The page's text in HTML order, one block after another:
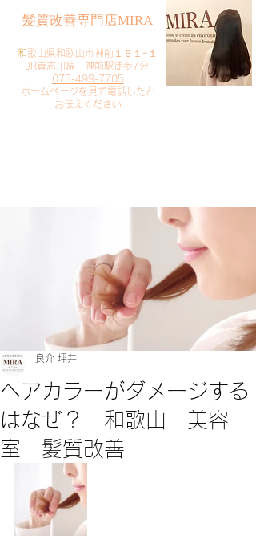
​髪質改善専門店MIRA
​和歌山県和歌山市神前１６１−１
JR貴志川線 神前駅徒歩7分
073-499-7705
​ホームページを見て電話したと
お伝えください
ヘアカラーがダメージする
はなぜ？ 和歌山 美容
室 髪質改善
良介 坪井